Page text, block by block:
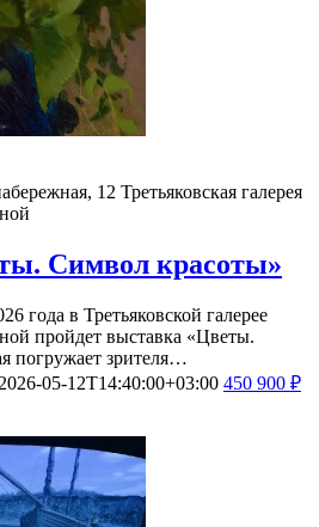
12 Третьяковская галерея
Символ красоты»
года в Третьяковской галерее
пройдет выставка «Цветы.
погружает зрителя…
2026-05-12T14:40:00+03:00 450 900 ₽